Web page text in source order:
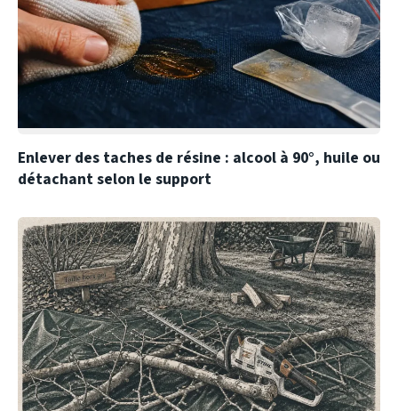
Enlever des taches de résine : alcool à 90°, huile ou
détachant selon le support